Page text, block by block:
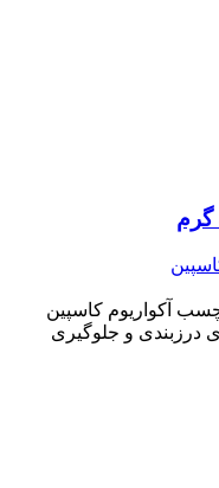
کاسپین پمادی 85 گرم چسب آکواریوم کاسپین